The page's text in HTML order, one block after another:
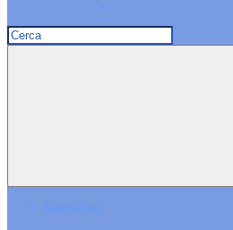
Seguici su